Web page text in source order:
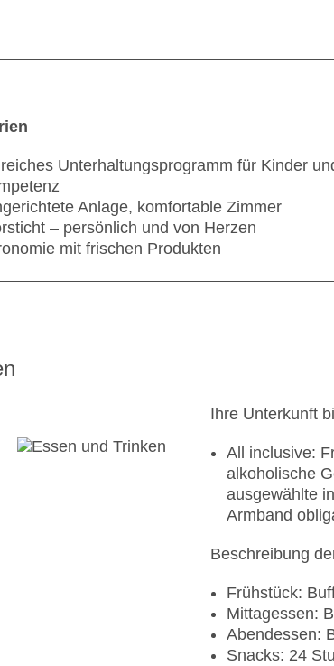
Unterhaltungsprogramm für Kinder
Anlage, komfortable Zimmer
– persönlich und von Herzen
mit frischen Produkten
Ihre Unterkunft
All inclusive:
alkoholische
ausgewählte
Armband
Beschreibung
Frühstück:
Mittagessen:
Abendessen:
Snacks: 24